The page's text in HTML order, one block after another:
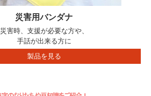
災害用バンダナ
災害時、支援が必要な方や、
手話が出来る方に
製品を見る